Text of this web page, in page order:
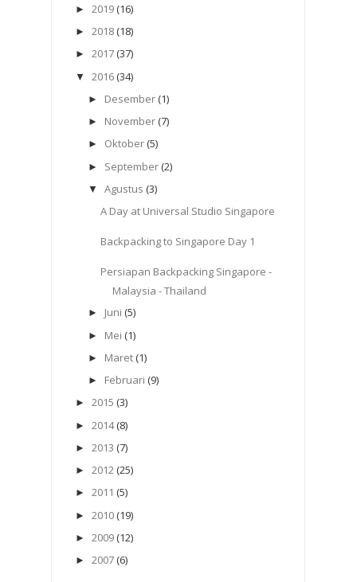
► 2019 (16)
► 2018 (18)
► 2017 (37)
▼ 2016 (34)
► Desember (1)
► November (7)
► Oktober (5)
► September (2)
▼ Agustus (3)
A Day at Universal Studio Singapore
Backpacking to Singapore Day 1
Persiapan Backpacking Singapore -
Malaysia - Thailand
► Juni (5)
► Mei (1)
► Maret (1)
► Februari (9)
► 2015 (3)
► 2014 (8)
► 2013 (7)
► 2012 (25)
► 2011 (5)
► 2010 (19)
► 2009 (12)
► 2007 (6)